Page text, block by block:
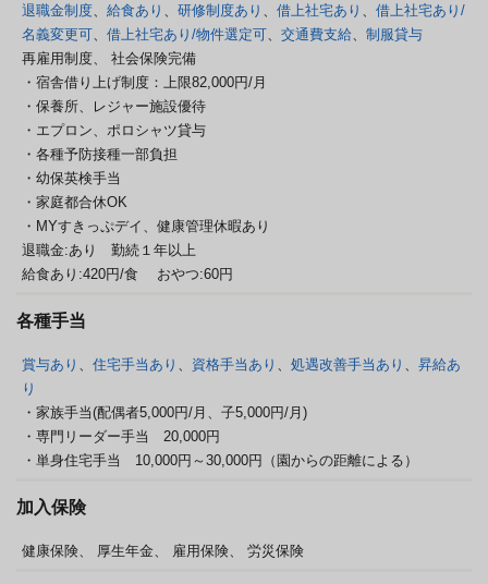
退職金制度 給食あり 研修制度あり 借上社宅あり
借上社宅あり/
名義変更可
借上社宅あり/物件選定可 交通費支給
制服貸与
再雇用制度、
社会保険完備
・宿舎借り上げ制度：上限82,000円/月
・保養所、レジャー施設優待
・エプロン、ポロシャツ貸与
・各種予防接種一部負担
・幼保英検手当
・家庭都合休OK
・MYすきっぷデイ、健康管理休暇あり
退職金:あり 勤続１年以上
給食あり:420円/食 おやつ:60円
各種手当
賞与あり 住宅手当あり 資格手当あり 処遇改善手当あり
昇給あ
り
・家族手当(配偶者5,000円/月、子5,000円/月)
・専門リーダー手当 20,000円
・単身住宅手当 10,000円～30,000円（園からの距離による）
加入保険
健康保険、 厚生年金、 雇用保険、 労災保険